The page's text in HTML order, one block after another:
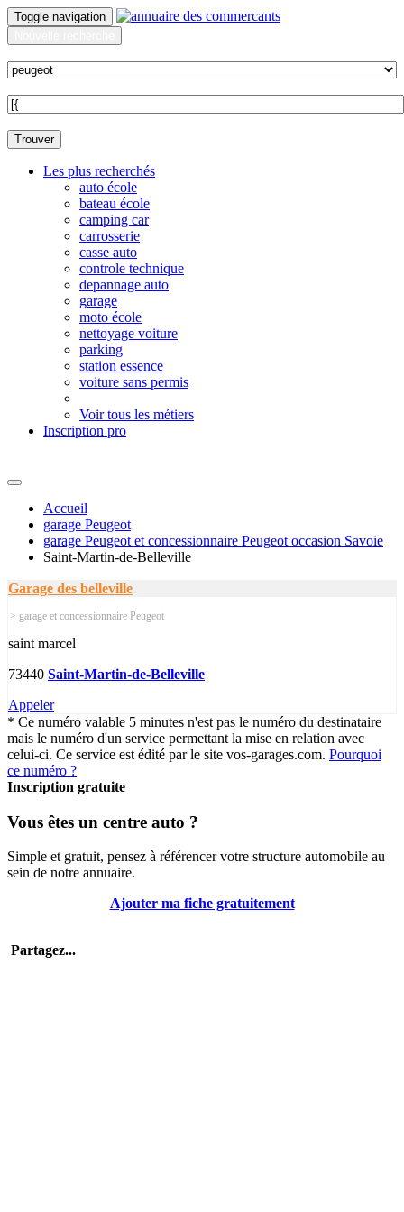
Toggle navigation
Trouver
Les plus recherchés
auto école
bateau école
camping car
carrosserie
casse auto
controle technique
depannage auto
garage
moto école
nettoyage voiture
parking
station essence
voiture sans permis
Voir tous les métiers
Inscription pro
Accueil
garage Peugeot
garage Peugeot et concessionnaire Peugeot occasion Savoie
Saint-Martin-de-Belleville
Garage des belleville
> garage et concessionnaire Peugeot
saint marcel
73440 Saint-Martin-de-Belleville
Appeler
* Ce numéro valable 5 minutes n'est pas le numéro du destinataire
mais le numéro d'un service permettant la mise en relation avec
celui-ci. Ce service est édité par le site vos-garages.com. Pourquoi
ce numéro ?
Inscription gratuite
Vous êtes un centre auto ?
Simple et gratuit, pensez à référencer votre structure automobile au
sein de notre annuaire.
Ajouter ma fiche gratuitement
Partagez...